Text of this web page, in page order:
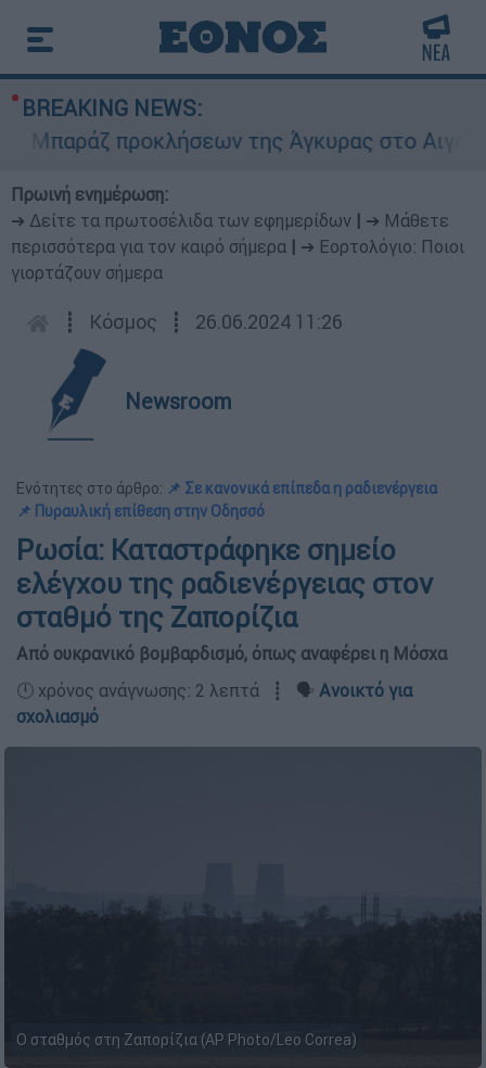
BREAKING NEWS:
προκλήσεων της Άγκυρας στο Αιγαίο:
Πρωινή ενημέρωση:
➔ Δείτε τα πρωτοσέλιδα των εφημερίδων
➔ Μάθετε
περισσότερα για τον καιρό σήμερα
➔ Εορτολόγιο: Ποιοι
γιορτάζουν σήμερα
┋ Κόσμος ┋ 26.06.2024 11:26
Newsroom
Ενότητες στο άρθρο: 📌 Σε κανονικά επίπεδα η ραδιενέργεια
📌 Πυραυλική επίθεση στην Οδησσό
Ρωσία: Καταστράφηκε σημείο
ελέγχου της ραδιενέργειας στον
σταθμό της Ζαπορίζια
Από ουκρανικό βομβαρδισμό, όπως αναφέρει η Μόσχα
🕛 χρόνος ανάγνωσης: 2 λεπτά ┋ 🗣️ Ανοικτό για
σχολιασμό
Ο σταθμός στη Ζαπορίζια (AP Photo/Leo Correa)